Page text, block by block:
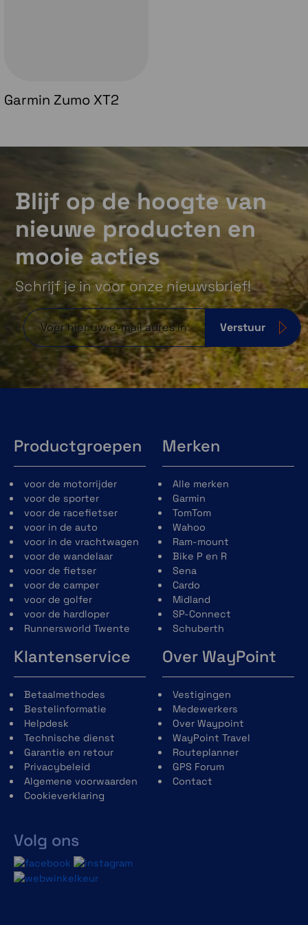
Garmin Zumo XT2
Blijf op de hoogte van
nieuwe producten en
mooie acties
Schrijf je in voor onze nieuwsbrief!
Verstuur
Productgroepen
voor de motorrijder
voor de sporter
voor de racefietser
voor in de auto
voor in de vrachtwagen
voor de wandelaar
voor de fietser
voor de camper
voor de golfer
voor de hardloper
Runnersworld Twente
Merken
Alle merken
Garmin
TomTom
Wahoo
Ram-mount
Bike P en R
Sena
Cardo
Midland
SP-Connect
Schuberth
Klantenservice
Betaalmethodes
Bestelinformatie
Helpdesk
Technische dienst
Garantie en retour
Privacybeleid
Algemene voorwaarden
Cookieverklaring
Volg ons
Over WayPoint
Vestigingen
Medewerkers
Over Waypoint
WayPoint Travel
Routeplanner
GPS Forum
Contact